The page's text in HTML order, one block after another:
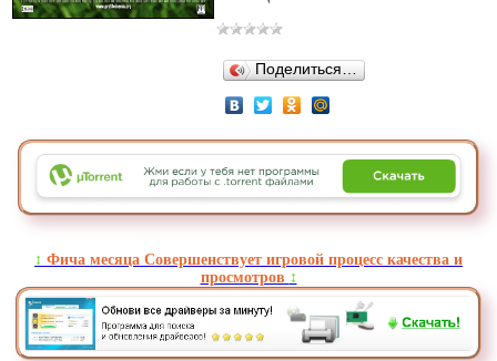
Поделиться…
↕️ Фича месяца Совершенствует игровой процесс качества и
просмотров ↕️